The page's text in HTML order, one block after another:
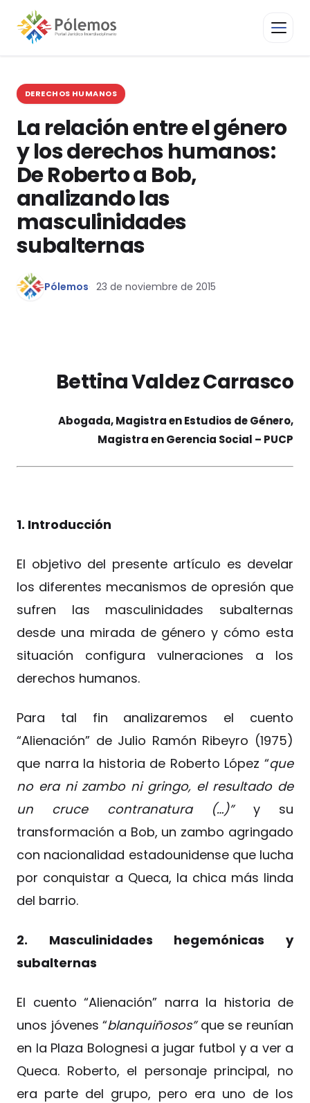
DERECHOS HUMANOS
La relación entre el género
y los derechos humanos:
De Roberto a Bob,
analizando las
masculinidades
subalternas
Pólemos 23 de noviembre de 2015
Bettina Valdez Carrasco
Abogada, Magistra en Estudios de Género,
Magistra en Gerencia Social – PUCP
1. Introducción
El objetivo del presente artículo es develar
los diferentes mecanismos de opresión que
sufren las masculinidades subalternas
desde una mirada de género y cómo esta
situación configura vulneraciones a los
derechos humanos.
Para tal fin analizaremos el cuento
“Alienación” de Julio Ramón Ribeyro (1975)
que narra la historia de Roberto López “que
no era ni zambo ni gringo, el resultado de
un cruce contranatura (…)” y su
transformación a Bob, un zambo agringado
con nacionalidad estadounidense que lucha
por conquistar a Queca, la chica más linda
del barrio.
2. Masculinidades hegemónicas y
subalternas
El cuento “Alienación” narra la historia de
unos jóvenes “blanquiñosos”que se reunían
en la Plaza Bolognesi a jugar futbol y a ver a
Queca. Roberto, el personaje principal, no
era parte del grupo, pero era uno de los